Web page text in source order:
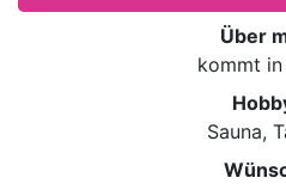
Über
kommt
Sauna,